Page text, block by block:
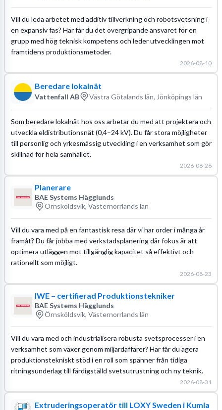
Vill du leda arbetet med additiv tillverkning och robotsvetsning i
en expansiv fas? Här får du det övergripande ansvaret för en
grupp med hög teknisk kompetens och leder utvecklingen mot
framtidens produktionsmetoder.
2026-08-10
Beredare lokalnät
Vattenfall AB Västra Götalands län, Jönköpings län
Som beredare lokalnät hos oss arbetar du med att projektera och
utveckla eldistributionsnät (0,4–24 kV). Du får stora möjligheter
till personlig och yrkesmässig utveckling i en verksamhet som gör
skillnad för hela samhället.
2026-08-26
Planerare
BAE Systems Hägglunds
Örnsköldsvik, Västernorrlands län
Vill du vara med på en fantastisk resa där vi har order i många år
framåt? Du får jobba med verkstadsplanering där fokus är att
optimera utläggen mot tillgänglig kapacitet så effektivt och
rationellt som möjligt.
2026-08-23
IWE – certifierad Produktionstekniker
BAE Systems Hägglunds
Örnsköldsvik, Västernorrlands län
Vill du vara med och industrialisera robusta svetsprocesser i en
verksamhet som växer genom miljardaffärer? Här får du agera
produktionstekniskt stöd i en roll som spänner från tidiga
ritningsunderlag till färdigställd svetsutrustning och ny teknik.
2026-08-31
Extruderingsoperatör till LOXY Sweden i Kumla